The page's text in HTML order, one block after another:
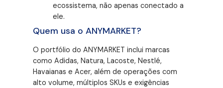
ecossistema, não apenas conectado a
ele.
Quem usa o ANYMARKET?
O portfólio do ANYMARKET inclui marcas
como Adidas, Natura, Lacoste, Nestlé,
Havaianas e Acer, além de operações com
alto volume, múltiplos SKUs e exigências